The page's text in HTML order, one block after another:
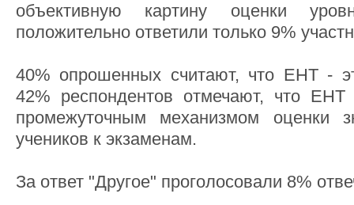
объективную картину оценки
положительно ответили только 9%
40% опрошенных считают, что ЕНТ -
42% респондентов отмечают, что ЕНТ
промежуточным механизмом оценки
учеников к экзаменам.
За ответ "Другое" проголосовали 8%